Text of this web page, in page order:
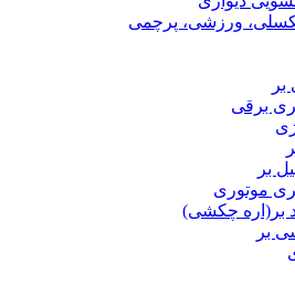
ورزشی، پرچمی
بر
برقی
بر
موتوری
بر(اره چکشی)
بر